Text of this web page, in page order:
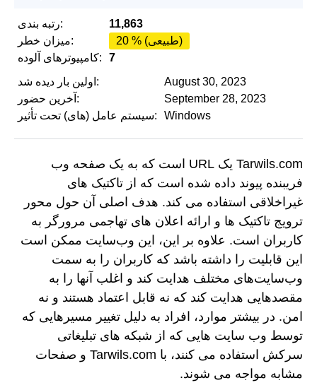
رتبه بندی:
11,863
میزان خطر:
20 % (طبیعی)
کامپیوترهای آلوده:
7
اولین بار دیده شد:
August 30, 2023
آخرین حضور:
September 28, 2023
سیستم عامل (های) تحت تأثیر:
Windows
Tarwils.com یک URL است که به یک صفحه وب
فریبنده پیوند داده شده است که از تاکتیک های
غیراخلاقی استفاده می کند. هدف اصلی آن حول محور
ترویج تاکتیک ها و ارائه اعلان های تهاجمی مرورگر به
کاربران است. علاوه بر این، این وب‌سایت ممکن است
این قابلیت را داشته باشد که کاربران را به سمت
وب‌سایت‌های مختلف هدایت کند و اغلب آنها را به
مقصدهایی هدایت کند که نه قابل اعتماد هستند و نه
امن. در بیشتر موارد، افراد به دلیل تغییر مسیرهایی که
توسط وب سایت هایی که از شبکه های تبلیغاتی
سرکش استفاده می کنند، با Tarwils.com و صفحات
مشابه مواجه می شوند.